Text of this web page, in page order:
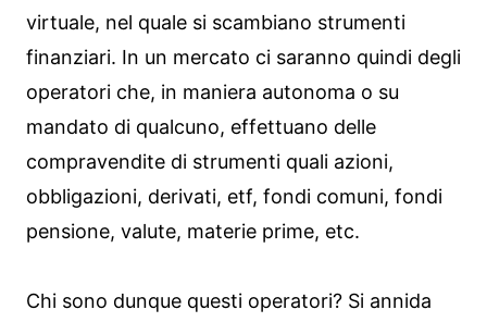
virtuale, nel quale si scambiano strumenti
finanziari. In un mercato ci saranno quindi degli
operatori che, in maniera autonoma o su
mandato di qualcuno, effettuano delle
compravendite di strumenti quali azioni,
obbligazioni, derivati, etf, fondi comuni, fondi
pensione, valute, materie prime, etc.
Chi sono dunque questi operatori? Si annida